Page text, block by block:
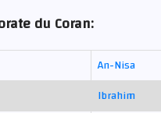
du Coran:
An-Nisa
Ibrahim